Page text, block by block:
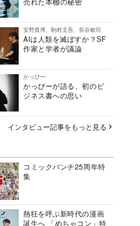
安野貴博、駒村圭吾、長谷敏司
AIは人類を滅ぼすか？SF
作家と学者が議論
かっぴー
かっぴーが語る、初のビ
ジネス書への思い
インタビュー記事をもっと見る
コミックバンチ25周年特
集
熱狂を呼ぶ新時代の漫画
誕生へ 「めちゃコン」特